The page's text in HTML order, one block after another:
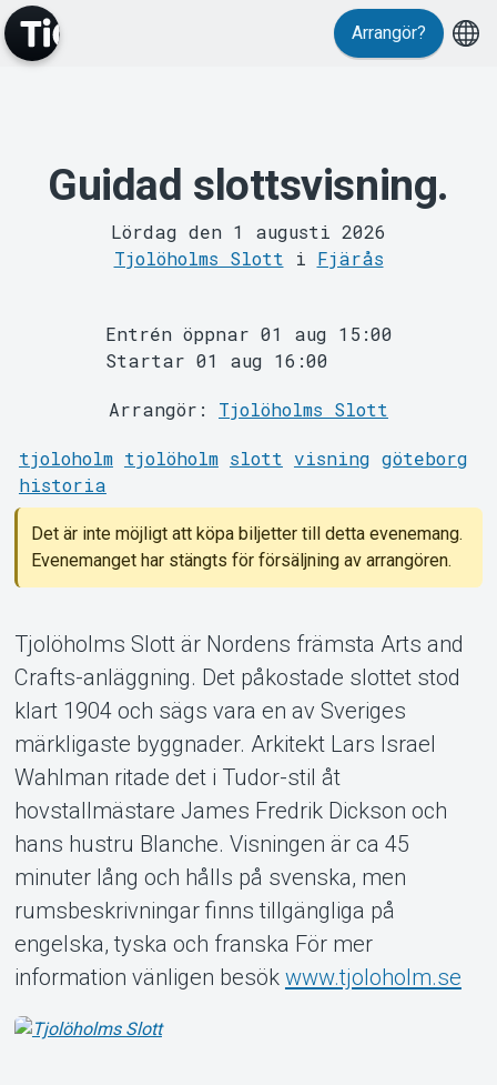
MyTickster
Support
Om Tickster
Arrangör?
Guidad slottsvisning.
Lördag den 1 augusti 2026
Tjolöholms Slott i Fjärås
Entrén öppnar 01 aug 15:00
Startar 01 aug 16:00
Arrangör: Tjolöholms Slott
tjoloholm tjolöholm slott visning göteborg
historia
Det är inte möjligt att köpa biljetter till detta evenemang.
Evenemanget har stängts för försäljning av arrangören.
Tjolöholms Slott är Nordens främsta Arts and
Crafts-anläggning. Det påkostade slottet stod
klart 1904 och sägs vara en av Sveriges
märkligaste byggnader. Arkitekt Lars Israel
Wahlman ritade det i Tudor-stil åt
hovstallmästare James Fredrik Dickson och
hans hustru Blanche. Visningen är ca 45
minuter lång och hålls på svenska, men
rumsbeskrivningar finns tillgängliga på
engelska, tyska och franska För mer
information vänligen besök www.tjoloholm.se